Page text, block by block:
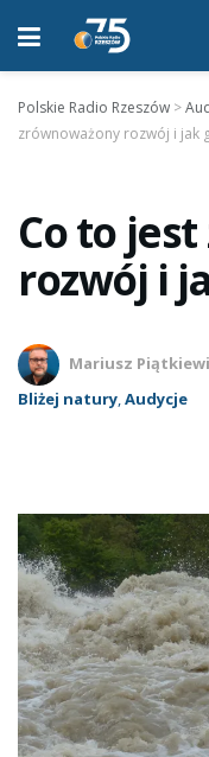
Polskie Radio Rzeszów >
zrównoważony rozwój i jak
Co to
rozwój i
Mariusz
Bliżej natury,Audycje